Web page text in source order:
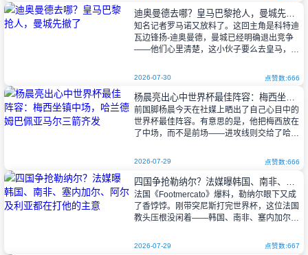
迪奥曼德去哪？皇马巴黎抢人，曼城先撤了
知名记者罗马诺又放料了。这回主角是科特迪
瓦边锋扬-迪奥曼德，曼城已经明确退出竞争
——他们心里清楚，这小伙子要么去皇马，要
罗马诺原话是这么说的：“周六那天，皇
马和迪奥曼德在个人
2026-07-30 点赞数:666
杨晨亮出心中世界杯最佳阵容：梅西坐镇中场，哈兰德姆巴佩亚马尔三箭齐发
前国脚杨晨今天在社媒上晒出了自己心目中的
世界杯最佳阵容。有意思的是，他把梅西放在
了中场，而不是前场——进攻线则交给了哈兰
有点“不按常理出牌”，但细想一下，倒
2026-07-29 点赞数:666
法国《Footmercato》爆料，勒纳尔眼下又成
了香饽饽。刚带突尼斯打完世界杯，这位法国
教头压根没闲着——韩国、南非、塞内加尔、
2026-07-29 点赞数:667